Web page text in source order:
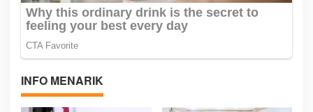
INFO MENARIK